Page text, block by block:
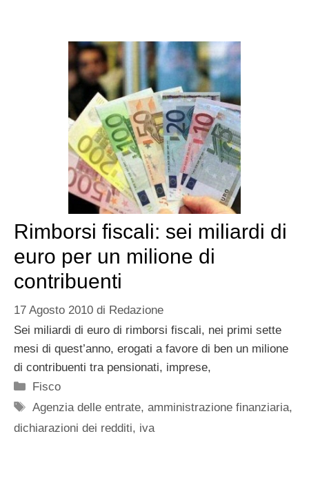
Rimborsi fiscali: sei miliardi di
euro per un milione di
contribuenti
17 Agosto 2010 di Redazione
Sei miliardi di euro di rimborsi fiscali, nei primi sette
mesi di quest’anno, erogati a favore di ben un milione
di contribuenti tra pensionati, imprese,
Categorie
Fisco
Tag
Agenzia delle entrate,amministrazione finanziaria,
dichiarazioni dei redditi, iva